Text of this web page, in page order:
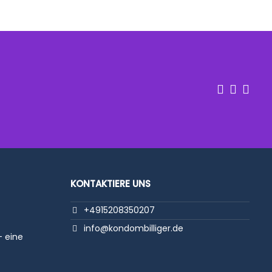
eine
KONTAKTIERE UNS
+4915208350207
info@kondombilliger.de